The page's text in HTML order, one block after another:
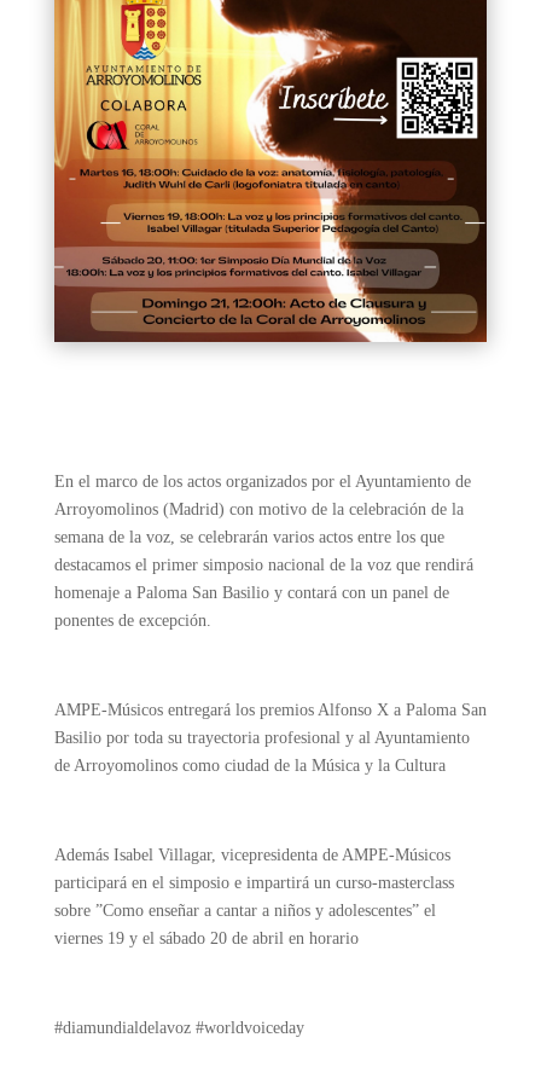
En el marco de los actos organizados por el Ayuntamiento de
Arroyomolinos (Madrid) con motivo de la celebración de la
semana de la voz, se celebrarán varios actos entre los que
destacamos el primer simposio nacional de la voz que rendirá
homenaje a Paloma San Basilio y contará con un panel de
ponentes de excepción.
AMPE-Músicos entregará los premios Alfonso X a Paloma San
Basilio por toda su trayectoria profesional y al Ayuntamiento
de Arroyomolinos como ciudad de la Música y la Cultura
Además Isabel Villagar, vicepresidenta de AMPE-Músicos
participará en el simposio e impartirá un curso-masterclass
sobre ”Como enseñar a cantar a niños y adolescentes” el
viernes 19 y el sábado 20 de abril en horario
#diamundialdelavoz #worldvoiceday